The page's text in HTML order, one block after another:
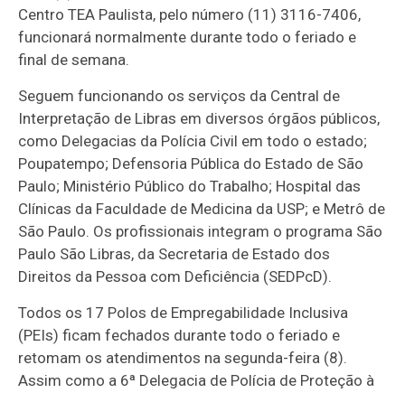
Centro TEA Paulista, pelo número (11) 3116-7406,
funcionará normalmente durante todo o feriado e
final de semana.
Seguem funcionando os serviços da Central de
Interpretação de Libras em diversos órgãos públicos,
como Delegacias da Polícia Civil em todo o estado;
Poupatempo; Defensoria Pública do Estado de São
Paulo; Ministério Público do Trabalho; Hospital das
Clínicas da Faculdade de Medicina da USP; e Metrô de
São Paulo. Os profissionais integram o programa São
Paulo São Libras, da Secretaria de Estado dos
Direitos da Pessoa com Deficiência (SEDPcD).
Todos os 17 Polos de Empregabilidade Inclusiva
(PEIs) ficam fechados durante todo o feriado e
retomam os atendimentos na segunda-feira (8).
Assim como a 6ª Delegacia de Polícia de Proteção à